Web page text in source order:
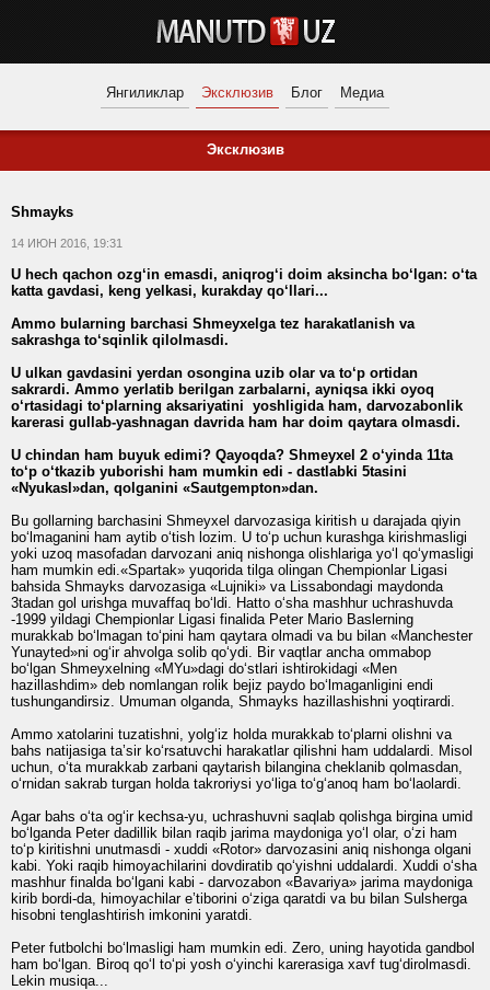
Янгиликлар Эксклюзив Блог Медиа
Эксклюзив
Shmayks
14 ИЮН 2016, 19:31
U hech qachon ozg‘in emasdi, aniqrog‘i doim aksincha bo‘lgan: o‘ta
katta gavdasi, keng yelkasi, kurakday qo‘llari...
Ammo bularning barchasi Shmeyxelga tez harakatlanish va
sakrashga to‘sqinlik qilolmasdi.
U ulkan gavdasini yerdan osongina uzib olar va to‘p ortidan
sakrardi. Ammo yerlatib berilgan zarbalarni, ayniqsa ikki oyoq
o‘rtasidagi to‘plarning aksariyatini yoshligida ham, darvozabonlik
karerasi gullab-yashnagan davrida ham har doim qaytara olmasdi.
U chindan ham buyuk edimi? Qayoqda? Shmeyxel 2 o‘yinda 11ta
to‘p o‘tkazib yuborishi ham mumkin edi - dastlabki 5tasini
«Nyukasl»dan, qolganini «Sautgempton»dan.
Bu gollarning barchasini Shmeyxel darvozasiga kiritish u darajada qiyin
bo‘lmaganini ham aytib o‘tish lozim. U to‘p uchun kurashga kirishmasligi
yoki uzoq masofadan darvozani aniq nishonga olishlariga yo‘l qo‘ymasligi
ham mumkin edi.«Spartak» yuqorida tilga olingan Chempionlar Ligasi
bahsida Shmayks darvozasiga «Lujniki» va Lissabondagi maydonda
3tadan gol urishga muvaffaq bo‘ldi. Hatto o‘sha mashhur uchrashuvda
-1999 yildagi Chempionlar Ligasi finalida Peter Mario Baslerning
murakkab bo‘lmagan to‘pini ham qaytara olmadi va bu bilan «Manchester
Yunayted»ni og‘ir ahvolga solib qo‘ydi. Bir vaqtlar ancha ommabop
bo‘lgan Shmeyxelning «MYu»dagi do‘stlari ishtirokidagi «Men
hazillashdim» deb nomlangan rolik bejiz paydo bo‘lmaganligini endi
tushungandirsiz. Umuman olganda, Shmayks hazillashishni yoqtirardi.
Ammo xatolarini tuzatishni, yolg‘iz holda murakkab to‘plarni olishni va
bahs natijasiga ta’sir ko‘rsatuvchi harakatlar qilishni ham uddalardi. Misol
uchun, o‘ta murakkab zarbani qaytarish bilangina cheklanib qolmasdan,
o‘rnidan sakrab turgan holda takroriysi yo‘liga to‘g‘anoq ham bo‘laolardi.
Agar bahs o‘ta og‘ir kechsa-yu, uchrashuvni saqlab qolishga birgina umid
bo‘lganda Peter dadillik bilan raqib jarima maydoniga yo‘l olar, o‘zi ham
to‘p kiritishni unutmasdi - xuddi «Rotor» darvozasini aniq nishonga olgani
kabi. Yoki raqib himoyachilarini dovdiratib qo‘yishni uddalardi. Xuddi o‘sha
mashhur finalda bo‘lgani kabi - darvozabon «Bavariya» jarima maydoniga
kirib bordi-da, himoyachilar e’tiborini o‘ziga qaratdi va bu bilan Sulsherga
hisobni tenglashtirish imkonini yaratdi.
Peter futbolchi bo‘lmasligi ham mumkin edi. Zero, uning hayotida gandbol
ham bo‘lgan. Biroq qo‘l to‘pi yosh o‘yinchi karerasiga xavf tug‘dirolmasdi.
Lekin musiqa...